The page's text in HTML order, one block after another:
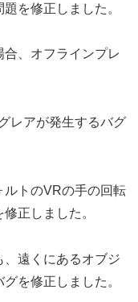
を修正しました。
合、オフラインプレ
レアが発生するバグ
ルトのVRの手の回転
正しました。
、遠くにあるオブジ
を修正しました。